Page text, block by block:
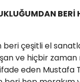
BERİ
çeşitli el
ve hiçbir zaman
eden Mustafa